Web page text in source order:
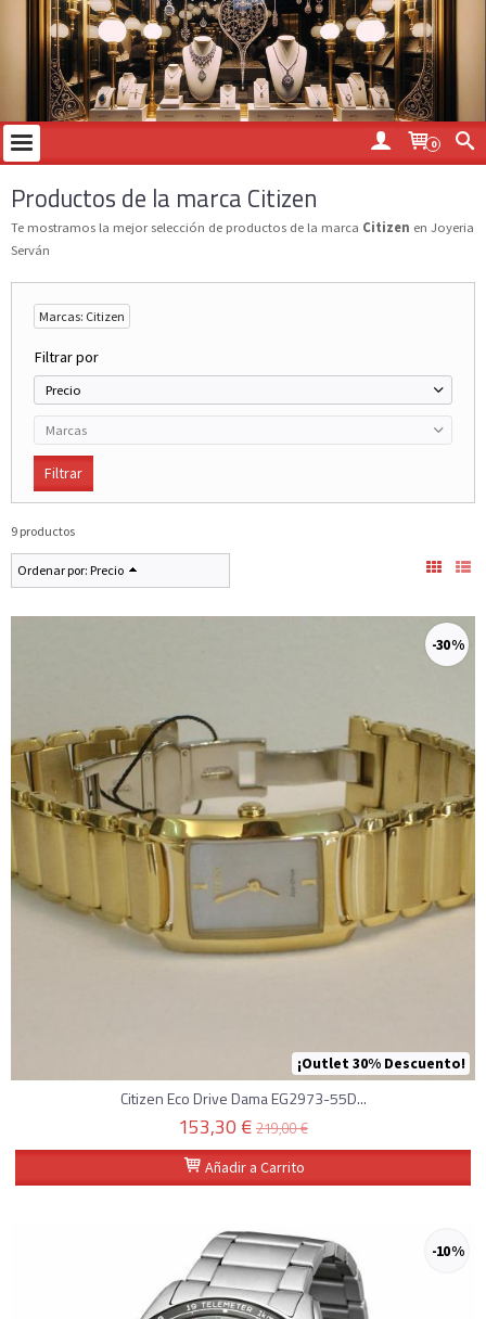
0
Productos de la marca Citizen
Te mostramos la mejor selección de productos de la marca Citizen en Joyeria
Serván
Marcas: Citizen
Filtrar por
Precio
Marcas
9 productos
Ordenar por: Precio
¡Outlet 30% Descuento!
-30 %
Citizen Eco Drive Dama EG2973-55D...
153,30 € 219,00 €
Añadir a Carrito
-10 %